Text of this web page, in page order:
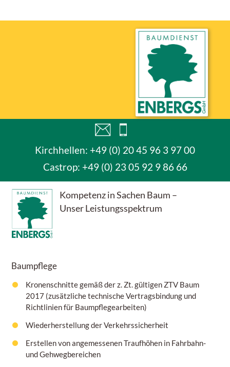
Kirchhellen: +49 (0) 20 45 96 3 97 00
Castrop: +49 (0) 23 05 92 9 86 66
Kompetenz in Sachen Baum –
Unser Leistungsspektrum
Baumpflege
Kronenschnitte gemäß der z. Zt. gültigen ZTV Baum
2017 (zusätzliche technische Vertragsbindung und
Richtlinien für Baumpflegearbeiten)
Wiederherstellung der Verkehrssicherheit
Erstellen von angemessenen Traufhöhen in Fahrbahn-
und Gehwegbereichen